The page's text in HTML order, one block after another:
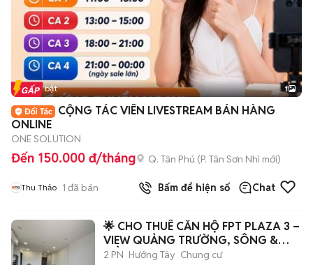
Tin nổi bật 1
CỘNG TÁC VIÊN LIVESTREAM BÁN HÀNG
ONLINE
ONE SOLUTION
Đến 150.000 đ/tháng Q. Tân Phú (P. Tân Sơn Nhì mới)
Thu Thảo 1 đã bán Bấm để hiện số Chat
🌟 CHO THUÊ CĂN HỘ FPT PLAZA 3 –
VIEW QUẢNG TRƯỜNG, SÔNG &
BIỂN CỰC ĐẸP
2 PN Hướng Tây Chung cư